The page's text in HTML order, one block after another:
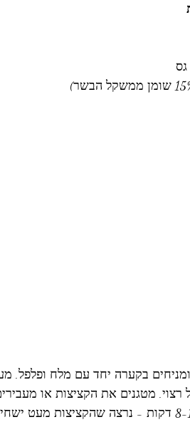
בקערה יחד עם מלח ופלפל.
רצוי. מטגנים את הקציצות או
לצלייה בתנור ב 250 מעלות למשך 8-10 דקות - נרצה